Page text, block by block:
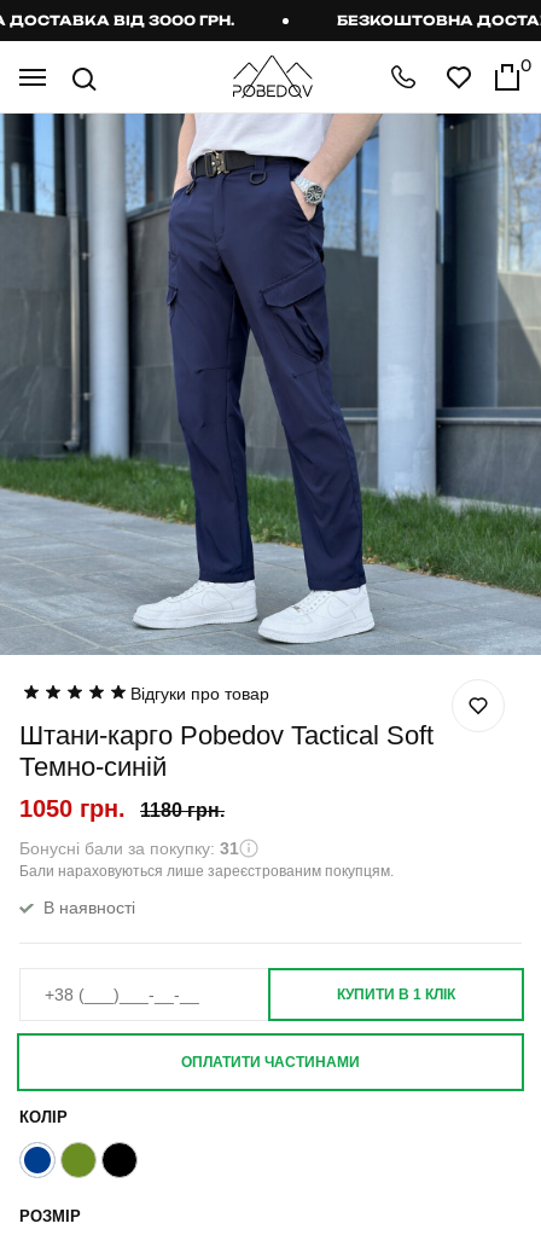
ВІД 3000 ГРН. БЕЗКОШТОВНА
0
Відгуки про товар
Штани-карго Pobedov Tactical Soft
Темно-синій
1050 грн. 1180 грн.
Бонусні бали за покупку: 31
Бали нараховуються лише зареєстрованим покупцям.
В наявності
КОЛІР
РОЗМІР
КУПИТИ В 1 КЛІК
ОПЛАТИТИ ЧАСТИНАМИ